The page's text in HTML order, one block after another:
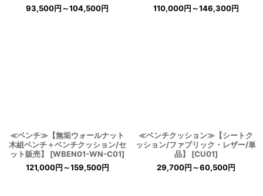
93,500円～104,500円
110,000円～146,300円
≪ベンチ≫【無垢ウォールナット
木組ベンチ＋ベンチクッション/セ
ット販売】
[WBEN01-WN-C01]
121,000円～159,500円
≪ベンチクッション≫【シートク
ッション/ファブリック・レザー/単
品】
[CU01]
29,700円～60,500円